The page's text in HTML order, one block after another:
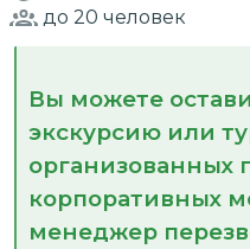
до 20 человек
Вы можете
экскурсию или
организованных
корпоративных
менеджер